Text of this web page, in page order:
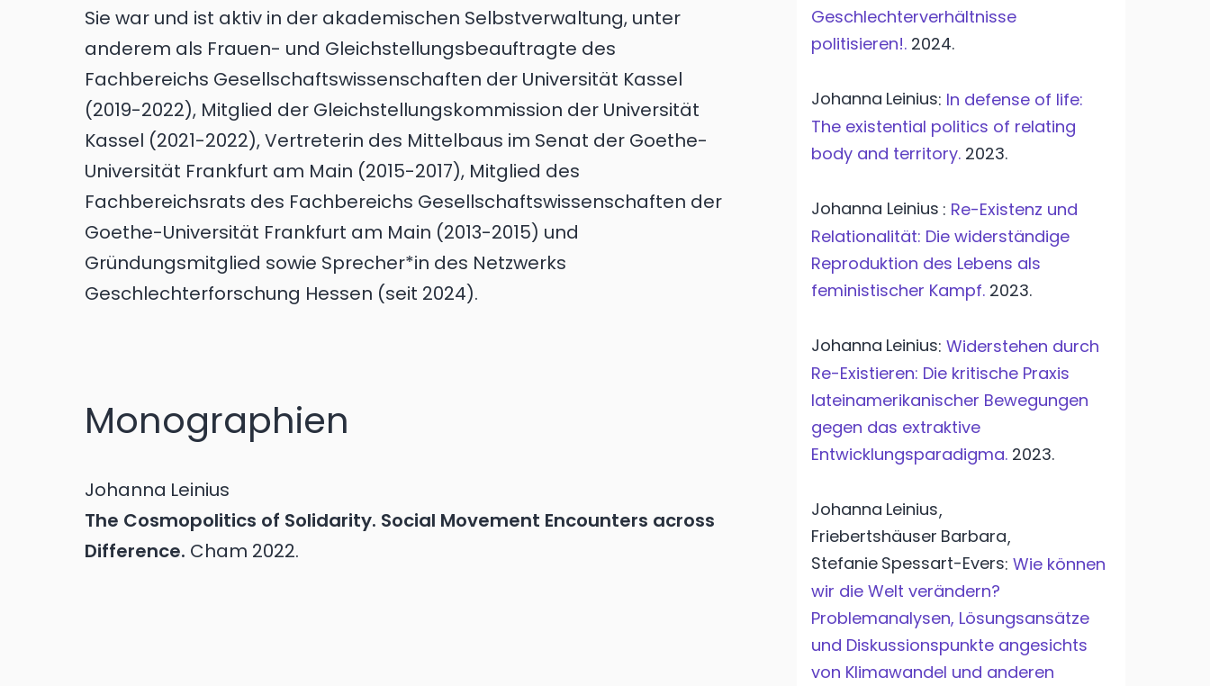
Sie war und ist aktiv in der akademischen Selbstverwaltung, unter
anderem als Frauen- und Gleichstellungsbeauftragte des
Fachbereichs Gesellschaftswissenschaften der Universität Kassel
(2019-2022), Mitglied der Gleichstellungskommission der Universität
Kassel (2021-2022), Vertreterin des Mittelbaus im Senat der Goethe-
Universität Frankfurt am Main (2015-2017), Mitglied des
Fachbereichsrats des Fachbereichs Gesellschaftswissenschaften der
Goethe-Universität Frankfurt am Main (2013-2015) und
Gründungsmitglied sowie Sprecher*in des Netzwerks
Geschlechterforschung Hessen (seit 2024).
Monographien
Johanna Leinius
The Cosmopolitics of Solidarity. Social Movement Encounters across
Difference. Cham 2022.
Geschlechterverhältnisse
politisieren!. 2024.
Johanna Leinius: In defense of life:
The existential politics of relating
body and territory. 2023.
Johanna Leinius : Re-Existenz und
Relationalität: Die widerständige
Reproduktion des Lebens als
feministischer Kampf. 2023.
Johanna Leinius: Widerstehen durch
Re-Existieren: Die kritische Praxis
lateinamerikanischer Bewegungen
gegen das extraktive
Entwicklungsparadigma. 2023.
Johanna Leinius,
Friebertshäuser Barbara,
Stefanie Spessart-Evers: Wie können
wir die Welt verändern?
Problemanalysen, Lösungsansätze
und Diskussionspunkte angesichts
von Klimawandel und anderen